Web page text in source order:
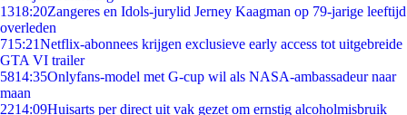
1318:20Zangeres en Idols-jurylid Jerney Kaagman op 79-jarige leeftijd
overleden
715:21Netflix-abonnees krijgen exclusieve early access tot uitgebreide
GTA VI trailer
5814:35Onlyfans-model met G-cup wil als NASA-ambassadeur naar
maan
2214:09Huisarts per direct uit vak gezet om ernstig alcoholmisbruik